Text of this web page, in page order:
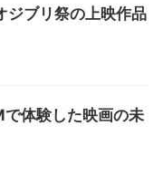
ブリ祭の上映作品
体験した映画の未